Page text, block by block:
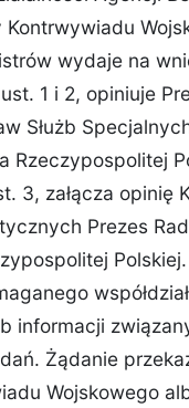
Kontrwywiadu
wydaje na
1 i 2, opiniuje
Służb
Rzeczypospolitej
3, załącza opinię
Prezes
informacji
Żądanie
Wojskowego